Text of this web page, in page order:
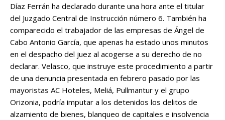
Díaz Ferrán ha declarado durante una hora ante el titular
del Juzgado Central de Instrucción número 6. También ha
comparecido el trabajador de las empresas de Ángel de
Cabo Antonio García, que apenas ha estado unos minutos
en el despacho del juez al acogerse a su derecho de no
declarar. Velasco, que instruye este procedimiento a partir
de una denuncia presentada en febrero pasado por las
mayoristas AC Hoteles, Meliá, Pullmantur y el grupo
Orizonia, podría imputar a los detenidos los delitos de
alzamiento de bienes, blanqueo de capitales e insolvencia